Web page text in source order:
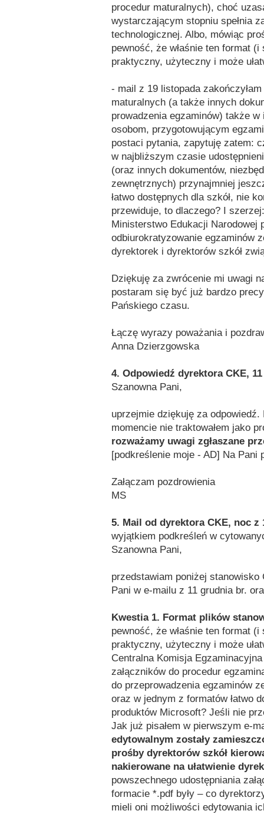
procedur maturalnych), choć
wystarczającym stopniu spełnia
technologicznej. Albo, mówiąc
pewność, że właśnie ten format
praktyczny, użyteczny i może
- mail z 19 listopada
maturalnych (a także innych
prowadzenia egzaminów) także
osobom, przygotowującym
postaci pytania, zapytuję zatem:
w najbliższym czasie
(oraz innych dokumentów,
zewnętrznych) przynajmniej
łatwo dostępnych dla szkół, nie
przewiduje, to dlaczego? I
Ministerstwo Edukacji Narodowej
odbiurokratyzowanie egzaminów
dyrektorek i dyrektorów szkół
Dziękuję za zwrócenie mi uwagi
postaram się być już bardzo
Pańskiego czasu.
Łączę wyrazy poważania i
Anna Dzierzgowska
4. Odpowiedź dyrektora CKE,
Szanowna Pani,
uprzejmie dziękuję za
momencie nie traktowałem jako
rozważamy uwagi zgłaszane
[podkreślenie moje - AD] Na Pani
Załączam pozdrowienia
MS
5. Mail od dyrektora CKE, noc z
wyjątkiem podkreśleń w
Szanowna Pani,
przedstawiam poniżej stanowisko
Pani w e-mailu z 11 grudnia br.
Kwestia 1. Format plików
pewność, że właśnie ten format
praktyczny, użyteczny i może
Centralna Komisja
załączników do procedur
do przeprowadzenia egzaminów
oraz w jednym z formatów łatwo
produktów Microsoft? Jeśli nie
Jak już pisałem w pierwszym e-
edytowalnym zostały
prośby dyrektorów szkół
nakierowane na ułatwienie
powszechnego udostępniania
formacie *.pdf były – co
mieli oni możliwości edytowania